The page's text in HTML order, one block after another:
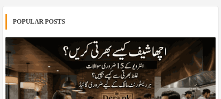
POPULAR POSTS